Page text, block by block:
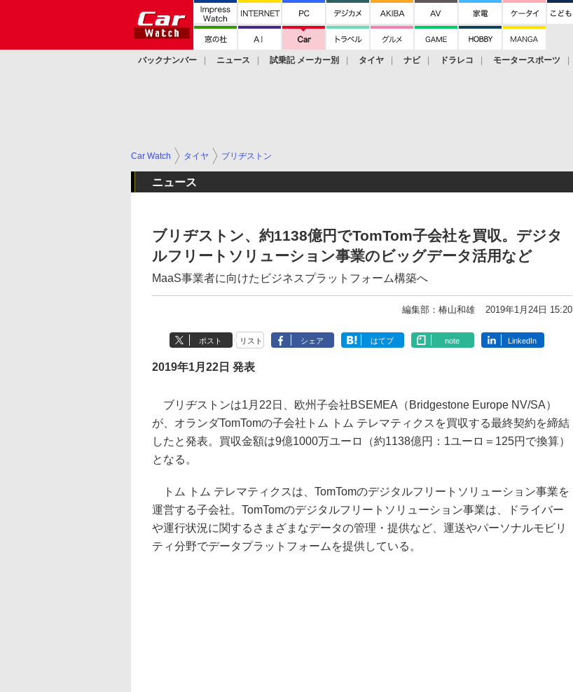
バックナンバー ニュース 試乗記 メーカー別 タイヤ ナビ ドラレコ モータースポーツ
Car Watch タイヤ ブリヂストン
ニュース
ブリヂストン、約1138億円でTomTom子会社を買収。デジタ
ルフリートソリューション事業のビッグデータ活用など
MaaS事業者に向けたビジネスプラットフォーム構築へ
編集部：椿山和雄 2019年1月24日 15:20
ポスト リスト シェア はてブ note LinkedIn
2019年1月22日 発表
ブリヂストンは1月22日、欧州子会社BSEMEA（Bridgestone Europe NV/SA）
が、オランダTomTomの子会社トム トム テレマティクスを買収する最終契約を締結
したと発表。買収金額は9億1000万ユーロ（約1138億円：1ユーロ＝125円で換算）
となる。
トム トム テレマティクスは、TomTomのデジタルフリートソリューション事業を
運営する子会社。TomTomのデジタルフリートソリューション事業は、ドライバー
や運行状況に関するさまざまなデータの管理・提供など、運送やパーソナルモビリ
ティ分野でデータプラットフォームを提供している。